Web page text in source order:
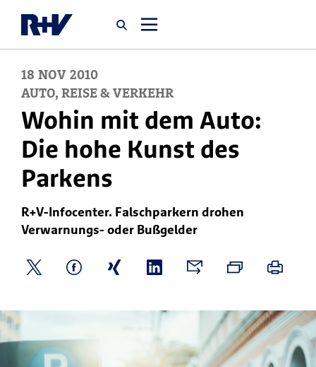
Startseite
Newsroom
Über uns
Karriere
Jobsuche
18 NOV 2010
AUTO, REISE & VERKEHR
Wohin mit dem Auto:
Die hohe Kunst des
Parkens
R+V-Infocenter. Falschparkern drohen
Verwarnungs- oder Bußgelder